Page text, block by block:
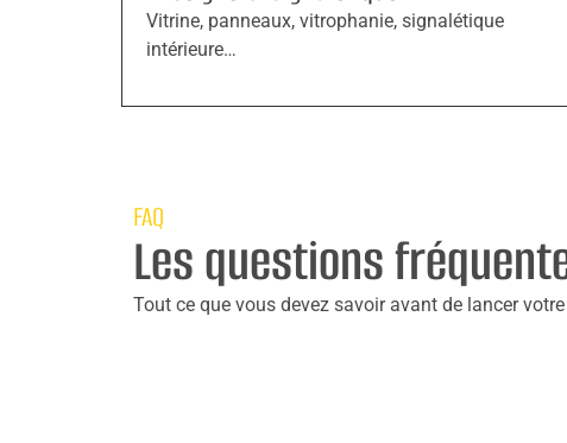
Vitrine, panneaux, vitrophanie, signalétique
intérieure…
FAQ
Les questions
Tout ce que vous devez savoir avant de lancer